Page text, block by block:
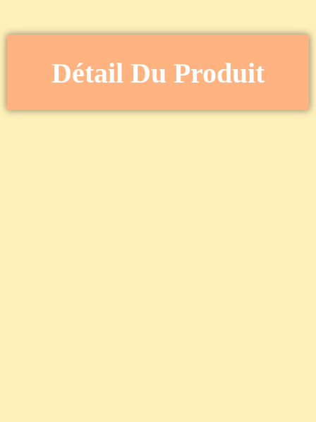
Détail Du Produit